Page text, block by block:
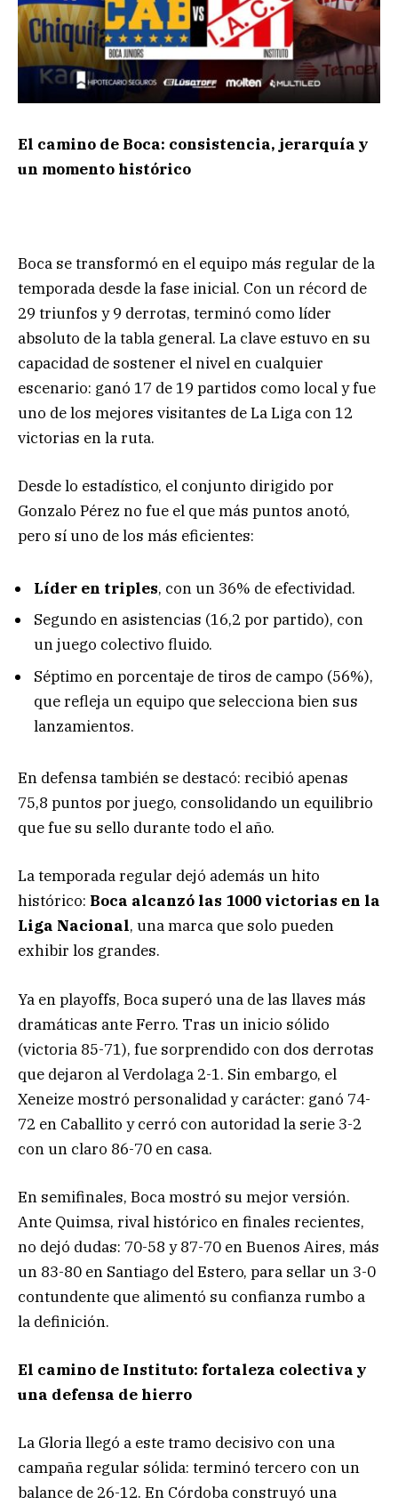
El camino de Boca: consistencia, jerarquía y
un momento histórico
Boca se transformó en el equipo más regular de la
temporada desde la fase inicial. Con un récord de
29 triunfos y 9 derrotas, terminó como líder
absoluto de la tabla general. La clave estuvo en su
capacidad de sostener el nivel en cualquier
escenario: ganó 17 de 19 partidos como local y fue
uno de los mejores visitantes de La Liga con 12
victorias en la ruta.
Desde lo estadístico, el conjunto dirigido por
Gonzalo Pérez no fue el que más puntos anotó,
pero sí uno de los más eficientes:
Líder en triples, con un 36% de efectividad.
Segundo en asistencias (16,2 por partido), con
un juego colectivo fluido.
Séptimo en porcentaje de tiros de campo (56%),
que refleja un equipo que selecciona bien sus
lanzamientos.
En defensa también se destacó: recibió apenas
75,8 puntos por juego, consolidando un equilibrio
que fue su sello durante todo el año.
La temporada regular dejó además un hito
histórico: Boca alcanzó las 1000 victorias en la
Liga Nacional, una marca que solo pueden
exhibir los grandes.
Ya en playoffs, Boca superó una de las llaves más
dramáticas ante Ferro. Tras un inicio sólido
(victoria 85-71), fue sorprendido con dos derrotas
que dejaron al Verdolaga 2-1. Sin embargo, el
Xeneize mostró personalidad y carácter: ganó 74-
72 en Caballito y cerró con autoridad la serie 3-2
con un claro 86-70 en casa.
En semifinales, Boca mostró su mejor versión.
Ante Quimsa, rival histórico en finales recientes,
no dejó dudas: 70-58 y 87-70 en Buenos Aires, más
un 83-80 en Santiago del Estero, para sellar un 3-0
contundente que alimentó su confianza rumbo a
la definición.
El camino de Instituto: fortaleza colectiva y
una defensa de hierro
La Gloria llegó a este tramo decisivo con una
campaña regular sólida: terminó tercero con un
balance de 26-12. En Córdoba construyó una